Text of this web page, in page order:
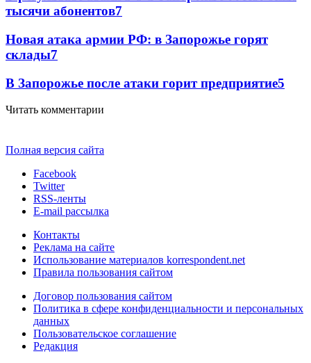
тысячи абонентов7
Новая атака армии РФ: в Запорожье горят
склады7
В Запорожье после атаки горит предприятие5
Читать комментарии
Полная версия сайта
Facebook
Twitter
RSS-ленты
E-mail рассылка
Контакты
Реклама на сайте
Использование материалов korrespondent.net
Правила пользования сайтом
Договор пользования сайтом
Политика в сфере конфиденциальности и персональных
данных
Пользовательское соглашение
Редакция